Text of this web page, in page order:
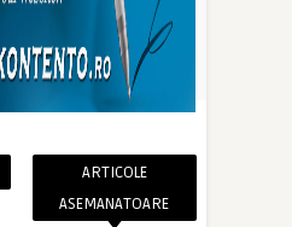
ARTICOLE
ASEMANATOARE